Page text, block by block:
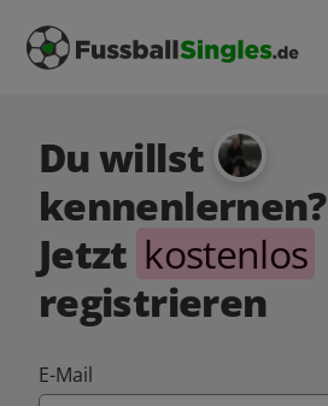
Du willst
kennenlernen?
Jetzt kostenlos
registrieren
E-Mail